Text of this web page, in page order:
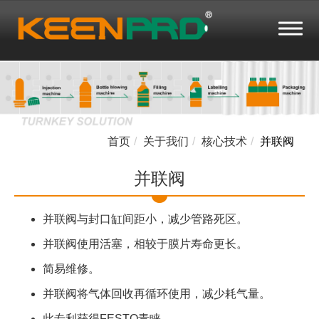
首页 关于我们 核心技术 并联阀
并联阀
并联阀与封口缸间距小，减少管路死区。
并联阀使用活塞，相较于膜片寿命更长。
简易维修。
并联阀将气体回收再循环使用，减少耗气量。